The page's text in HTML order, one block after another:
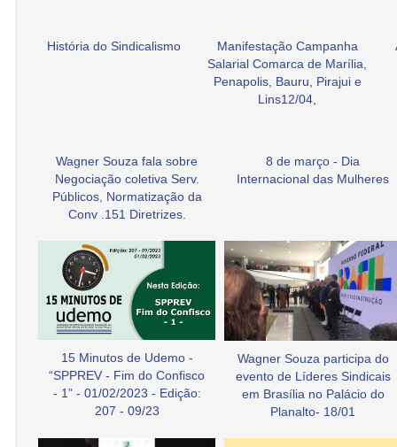
História do Sindicalismo
Manifestação Campanha
Salarial Comarca de Marília,
Penapolis, Bauru, Pirajui e
Lins12/04,
Wagner Souza fala sobre
Negociação coletiva Serv.
Públicos, Normatização da
Conv .151 Diretrizes.
8 de março - Dia
Internacional das Mulheres
15 Minutos de Udemo -
“SPPREV - Fim do Confisco
- 1” - 01/02/2023 - Edição:
207 - 09/23
Wagner Souza participa do
evento de Líderes Sindicais
em Brasília no Palácio do
Planalto- 18/01